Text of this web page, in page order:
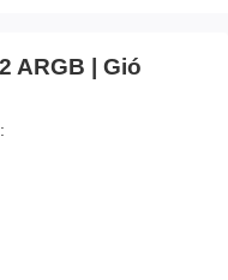
ARGB | Gió